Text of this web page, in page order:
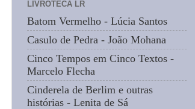
LIVROTECA LR
Batom Vermelho - Lúcia Santos
Casulo de Pedra - João Mohana
Cinco Tempos em Cinco Textos -
Marcelo Flecha
Cinderela de Berlim e outras
histórias - Lenita de Sá